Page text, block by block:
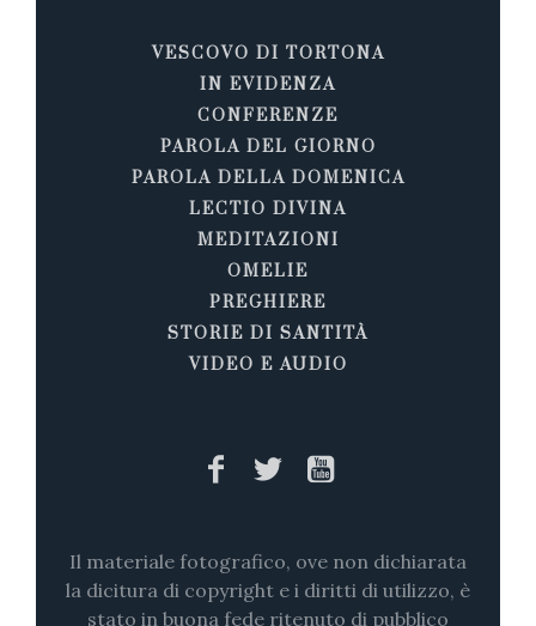
VESCOVO DI TORTONA
IN EVIDENZA
CONFERENZE
PAROLA DEL GIORNO
PAROLA DELLA DOMENICA
LECTIO DIVINA
MEDITAZIONI
OMELIE
PREGHIERE
STORIE DI SANTITÀ
VIDEO E AUDIO
Il materiale fotografico, ove non dichiarata
la dicitura di copyright e i diritti di utilizzo, è
stato in buona fede ritenuto di pubblico